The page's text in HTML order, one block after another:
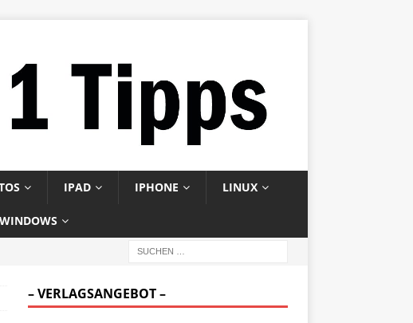
IPAD IPHONE LINUX
WINDOWS
– VERLAGSANGEBOT –